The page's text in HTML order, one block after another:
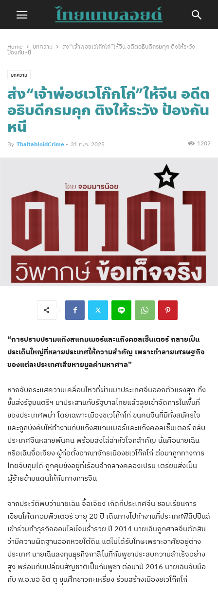
Home บทความ
ส่ง“เจ้าพ่อชเวโก๊กโก่”ให้จีน​ อดีตอธิบดีกรมคุก ติงให้ระวัง
ป้องกันหนี
บทความ
ส่ง“เจ้าพ่อชเวโก๊กโก่”ให้จีน​ อดีต
อธิบดีกรมคุก ติงให้ระวัง ป้องกัน
หนี
By ThaitabloidCrime - 31 ต.ค. 2025 1202
“การปราบปรามแก๊งสแกมเมอร์และแก๊งคอลเซ็นเตอร์ กลายเป็น
ประเด็นใหญ่ที่หลายประเทศให้ความสำคัญ เพราะทำลายเศรษฐกิจ
ของแต่ละประเทศเสียหายมูลค่ามหาศาล”
หากจับกระแสความเคลื่อนไหวที่ผ่านมาประเทศจีนออกตัวแรงสุด ถึง
ขั้นส่งรัฐมนตรีฯ มาประสานกับรัฐบาลไทยแล้วลุยเข้าจัดการในพื้นที่
ของประเทศพม่า โดยเฉพาะเมืองชเวโก๊กโก่ ขนคนจีนที่มีทั้งสมัครใจ
และถูกบังคับให้ทำงานกับแก๊งสแกมเมอร์และแก๊งคอลเซ็นเตอร์ กลับ
ประเทศจีนหลายพันคน พร้อมส่งไล่ล่าหัวโจกสำคัญ นั่นคือนายเฉิน
หรือเฉินจื้อเจียง ผู้ก่อตั้งอาณาจักรเมืองชเวโก๊กโก่​ ต่อมาถูกทางการ
ไทยจับกุมได้ ถูกคุมขังอยู่ที่เรือนจำกลางคลองเปรม เตรียมส่งเป็น
ผู้ร้ายข้ามแดนให้กับทางการจีน
จากประวัติพบว่านายเฉิน จื้อเจียง เกิดที่ประเทศจีน ชอบเรียนการ
เขียนโค้ดคอมพิวเตอร์ อายุ 20 ปี เดินทางไปทำงานที่ประเทศฟิลิปปินส์
เข้าร่วมทำธุรกิจออนไลน์จนร่ำรวย ปี 2014 นายเฉินถูกศาลจีนตัดสิน
ว่ามีความผิดฐานออกหวยใต้ดิน แต่ไม่ได้รับโทษเพราะอาศัยอยู่ต่าง
ประเทศ นายเฉินลงทุนธุรกิจกาสิโนที่กัมพูชาประสบความสำเร็จอย่าง
สูง พร้อมกับเปลี่ยนสัญชาติเป็นกัมพูชา ต่อมาปี 2016 นายเฉินจับมือ
กับ พ.อ.ซอ ชิต ตู ขุนศึกชาวกะเหรี่ยง ร่วมสร้างเมืองชเวโก๊กโก่